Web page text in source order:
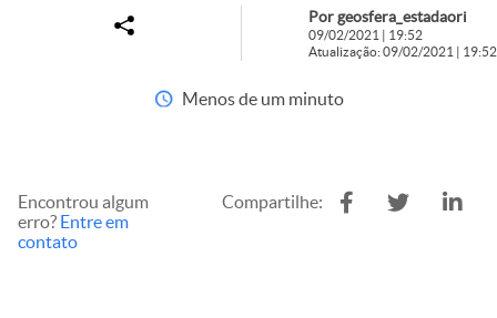
Por geosfera_estadaori
09/02/2021 | 19:52
Atualização: 09/02/2021 | 19:52
Menos de um minuto
Encontrou algum
erro? Entre em
contato
Compartilhe: